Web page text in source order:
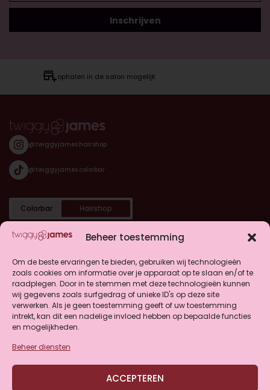
Beheer toestemming
Om de beste ervaringen te bieden, gebruiken wij technologieën
zoals cookies om informatie over je apparaat op te slaan en/of te
raadplegen. Door in te stemmen met deze technologieën kunnen
wij gegevens zoals surfgedrag of unieke ID's op deze site
verwerken. Als je geen toestemming geeft of uw toestemming
intrekt, kan dit een nadelige invloed hebben op bepaalde functies
en mogelijkheden.
Beheer diensten
ACCEPTEREN
ophalen in de salon mogelijk
Colorbar Hairshop
@twiggyjames.hairshop
@twiggyjames.colorbar
Categorieën
Shop
Klantenservice
4.9
Gebaseerd op 146 beoordelingen